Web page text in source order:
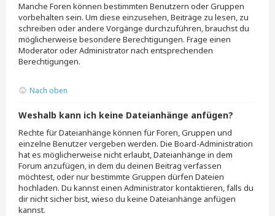
Manche Foren können bestimmten Benutzern oder Gruppen
vorbehalten sein. Um diese einzusehen, Beiträge zu lesen, zu
schreiben oder andere Vorgänge durchzuführen, brauchst du
möglicherweise besondere Berechtigungen. Frage einen
Moderator oder Administrator nach entsprechenden
Berechtigungen.
Nach oben
Weshalb kann ich keine Dateianhänge anfügen?
Rechte für Dateianhänge können für Foren, Gruppen und
einzelne Benutzer vergeben werden. Die Board-Administration
hat es möglicherweise nicht erlaubt, Dateianhänge in dem
Forum anzufügen, in dem du deinen Beitrag verfassen
möchtest, oder nur bestimmte Gruppen dürfen Dateien
hochladen. Du kannst einen Administrator kontaktieren, falls du
dir nicht sicher bist, wieso du keine Dateianhänge anfügen
kannst.